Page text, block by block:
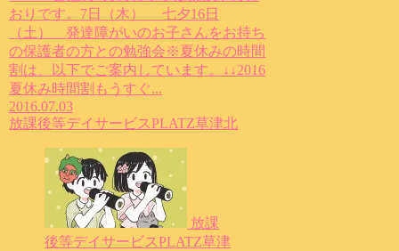
おりです。7日（木） 七夕16日
（土） 発達障がいのお子さんをお持ち
の保護者の方との勉強会※夏休みの時間
割は、以下でご案内しています。↓↓2016
夏休み時間割もうすぐ...
2016.07.03
放課後等デイサービスPLATZ草津北
放課
後等デイサービスPLATZ草津